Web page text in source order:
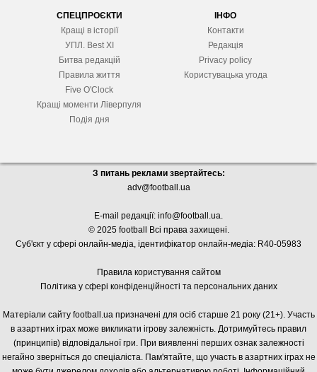
СПЕЦПРОЄКТИ
Кращі в історії
УПЛ. Best XІ
Битва редакцій
Правила життя
Five O'Clock
Кращі моменти Ліверпуля
Подія дня
ІНФО
Контакти
Редакція
Privacy policy
Користувацька угода
З питань реклами звертайтесь:
adv@football.ua
E-mail редакції: info@football.ua.
© 2025 football Всі права захищені.
Суб'єкт у сфері онлайн-медіа, ідентифікатор онлайн-медіа: R40-05983
Правила користування сайтом
Політика у сфері конфіденційності та персональних даних
Матеріали сайту football.ua призначені для осіб старше 21 року (21+). Участь
в азартних іграх може викликати ігрову залежність. Дотримуйтесь правил
(принципів) відповідальної гри. При виявленні перших ознак залежності
негайно зверніться до спеціаліста. Пам'ятайте, що участь в азартних іграх не